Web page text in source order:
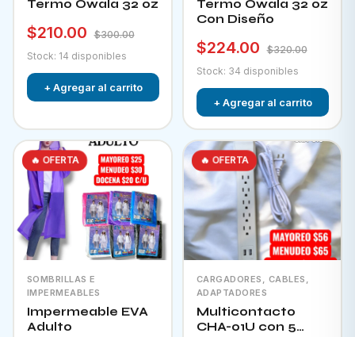
Termo Owala 32 oz
$210.00
$300.00
Stock: 14 disponibles
+ Agregar al carrito
Termo Owala 32 oz
Con Diseño
$224.00
$320.00
Stock: 34 disponibles
+ Agregar al carrito
🔥 OFERTA
SOMBRILLAS E
IMPERMEABLES
Impermeable EVA
Adulto
🔥 OFERTA
CARGADORES, CABLES,
ADAPTADORES
Multicontacto
CHA-01U con 5